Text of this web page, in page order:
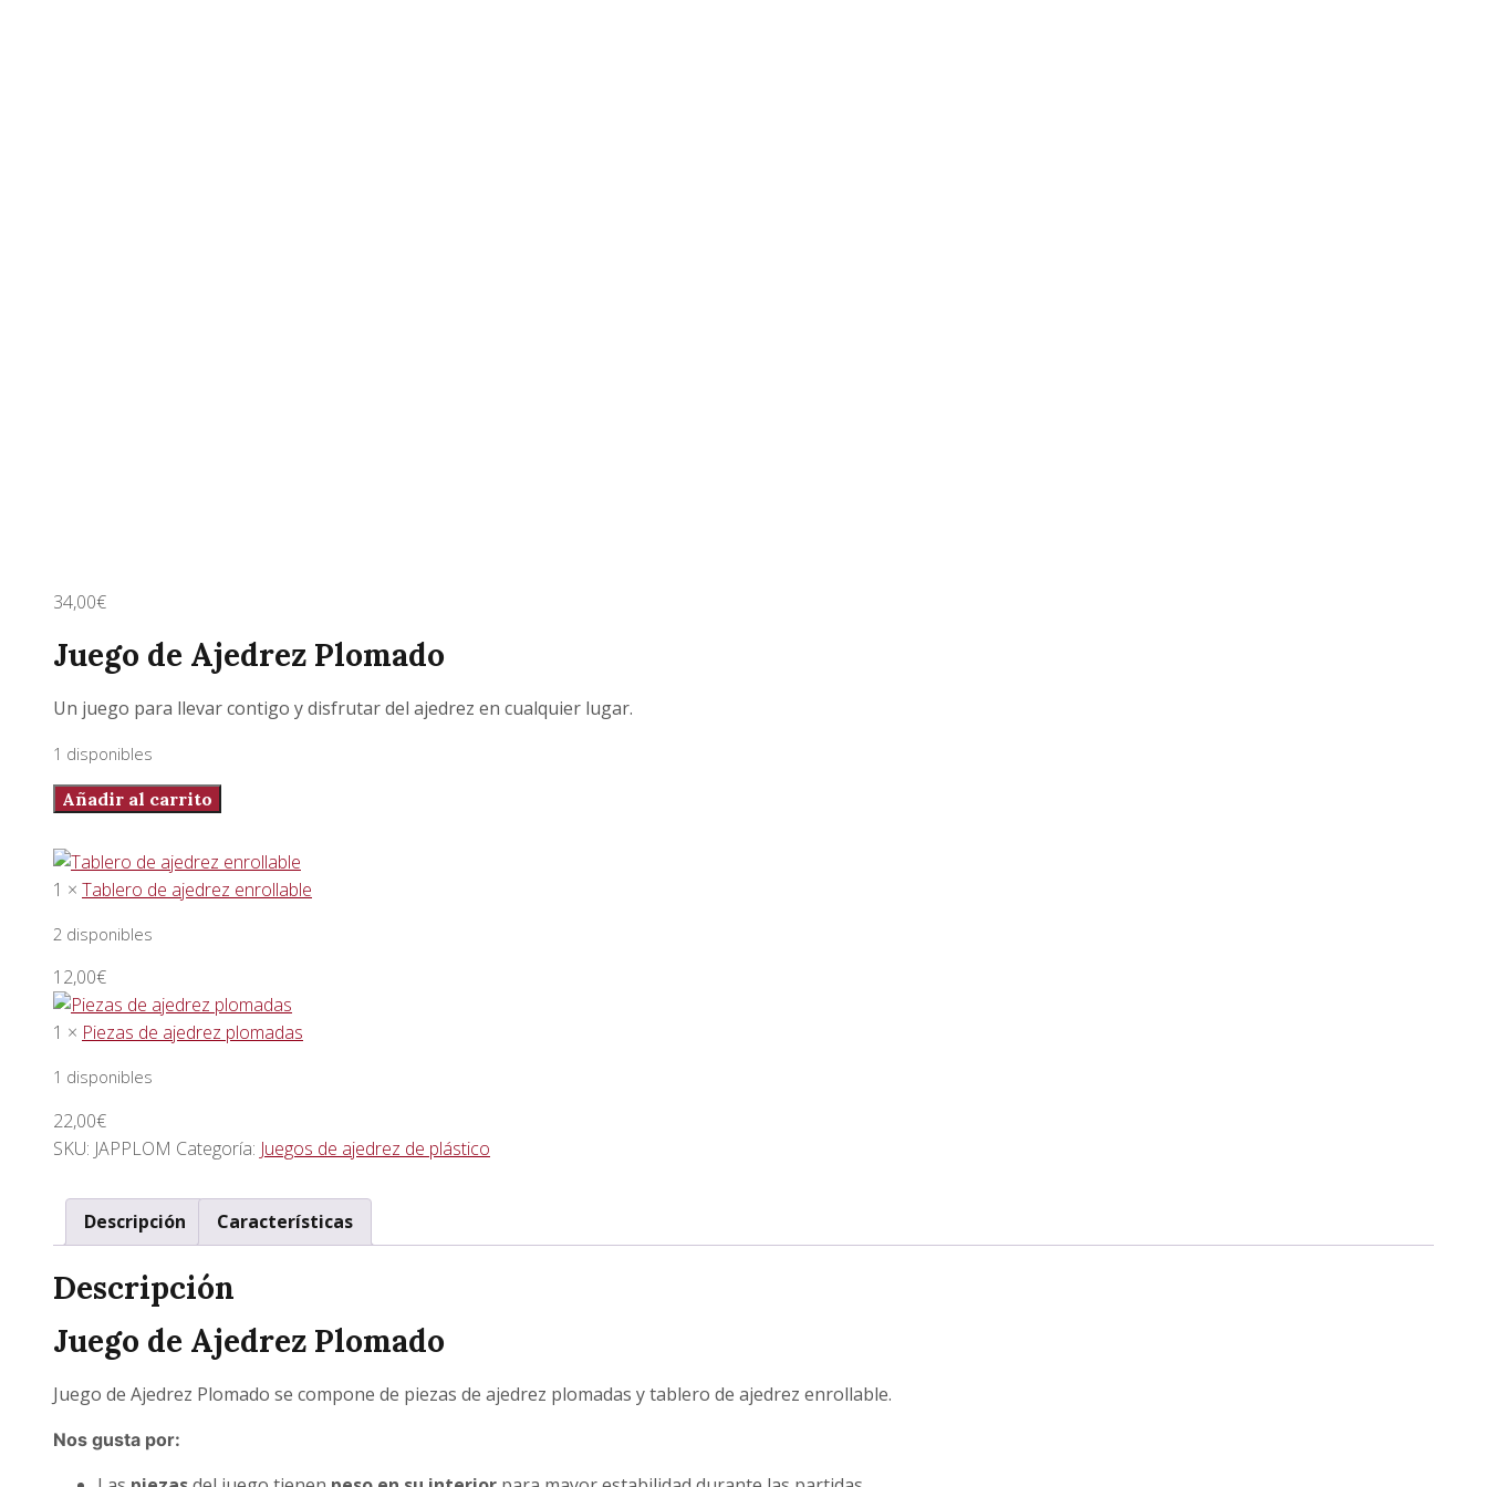
34,00€
Juego de Ajedrez Plomado
Un juego para llevar contigo y disfrutar del ajedrez en cualquier lugar.
1 disponibles
Juego
Ajedrez
Plomado
Añadir al carrito
1 × Tablero de ajedrez enrollable
2 disponibles
12,00€
1 × Piezas de ajedrez plomadas
1 disponibles
22,00€
SKU: JAPPLOM Categoría: Juegos de ajedrez de plástico
Descripción Características
Descripción
Juego de Ajedrez Plomado
Juego de Ajedrez Plomado se compone de piezas de ajedrez plomadas y tablero de ajedrez enrollable.
Nos gusta por: